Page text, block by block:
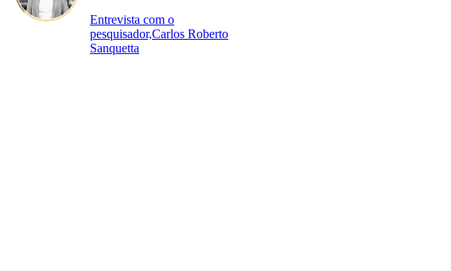
Entrevista com o
pesquisador,Carlos Roberto
Sanquetta